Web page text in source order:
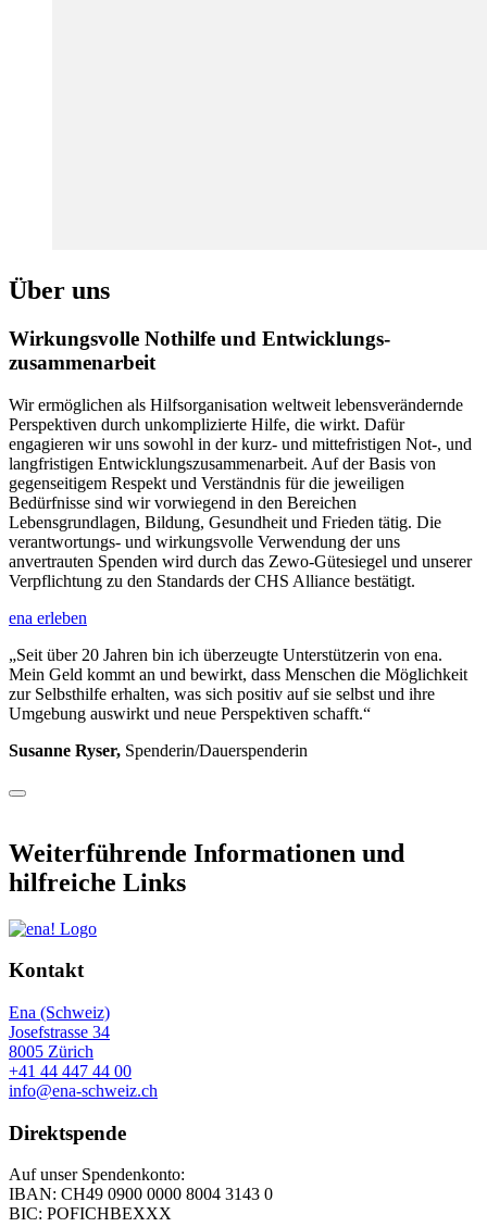
Über uns
Wirkungsvolle Nothilfe und Entwicklungs­
zusammen­arbeit
Wir ermöglichen als Hilfsorganisation weltweit lebensverändernde
Perspektiven durch unkomplizierte Hilfe, die wirkt. Dafür
engagieren wir uns sowohl in der kurz- und mittefristigen Not-, und
langfristigen Entwicklungszusammenarbeit. Auf der Basis von
gegenseitigem Respekt und Verständnis für die jeweiligen
Bedürfnisse sind wir vorwiegend in den Bereichen
Lebensgrundlagen, Bildung, Gesundheit und Frieden tätig. Die
verantwortungs- und wirkungsvolle Verwendung der uns
anvertrauten Spenden wird durch das Zewo-Gütesiegel und unserer
Verpflichtung zu den Standards der CHS Alliance bestätigt.
ena erleben
„Seit über 20 Jahren bin ich überzeugte Unterstützerin von ena.
Mein Geld kommt an und bewirkt, dass Menschen die Möglichkeit
zur Selbsthilfe erhalten, was sich positiv auf sie selbst und ihre
Umgebung auswirkt und neue Perspektiven schafft.“
Susanne Ryser, Spenderin/Dauerspenderin
Weiterführende Informationen und
hilfreiche Links
Kontakt
Ena (Schweiz)
Josefstrasse 34
8005 Zürich
+41 44 447 44 00
info@ena-schweiz.ch
Direktspende
Auf unser Spendenkonto:
IBAN: CH49 0900 0000 8004 3143 0
BIC: POFICHBEXXX